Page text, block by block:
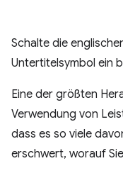
Schalte die
Untertitelsymbol ein
Eine der größten
Verwendung von
dass es so viele
erschwert, worauf